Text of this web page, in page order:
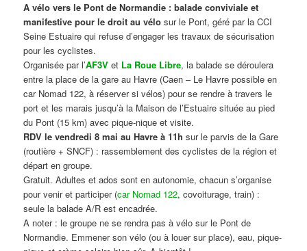
A vélo vers le Pont de Normandie : balade conviviale et
manifestive pour le droit au vélo sur le Pont, géré par la CCI
Seine Estuaire qui refuse d’engager les travaux de sécurisation
pour les cyclistes.
Organisée par l’AF3V et La Roue Libre, la balade se déroulera
entre la place de la gare au Havre (Caen – Le Havre possible en
car Nomad 122, à réserver si vélos) pour se rendre à travers le
port et les marais jusqu’à la Maison de l’Estuaire située au pied
du Pont (15 km) avec pique-nique et visite.
RDV le vendredi 8 mai au Havre à 11h sur le parvis de la Gare
(routière + SNCF) : rassemblement des cyclistes de la région et
départ en groupe.
Gratuit. Adultes et ados sont en autonomie, chacun s’organise
pour venir et participer (car Nomad 122, covoiturage, train) :
seule la balade A/R est encadrée.
A noter : le groupe ne se rendra pas à vélo sur le Pont de
Normandie. Emmener son vélo (ou à louer sur place), eau, pique-